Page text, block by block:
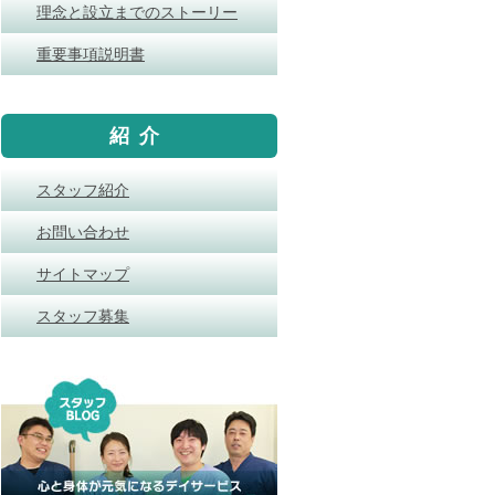
理念と設立までのストーリー
重要事項説明書
紹介
スタッフ紹介
お問い合わせ
サイトマップ
スタッフ募集